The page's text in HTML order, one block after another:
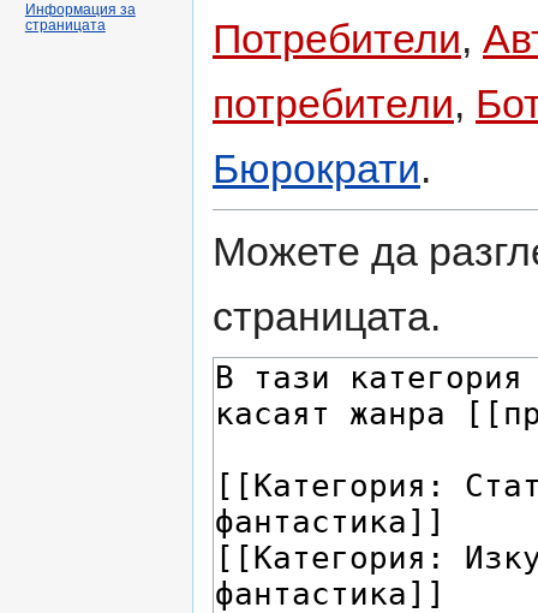
Потребители,
потребители,
Бюрократи.
Можете да
страницата.
Информация за
страницата